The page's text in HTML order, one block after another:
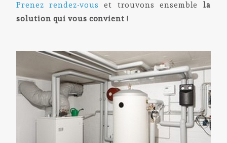
Prenez rendez-vous et trouvons ensemble la
solution qui vous convient !